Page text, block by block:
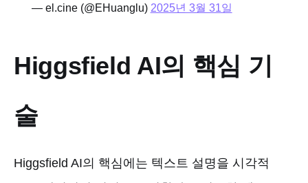
— el.cine (@EHuanglu) 2025년 3월 31일
Higgsfield AI의 핵심 기
술
Higgsfield AI의 핵심에는 텍스트 설명을 시각적